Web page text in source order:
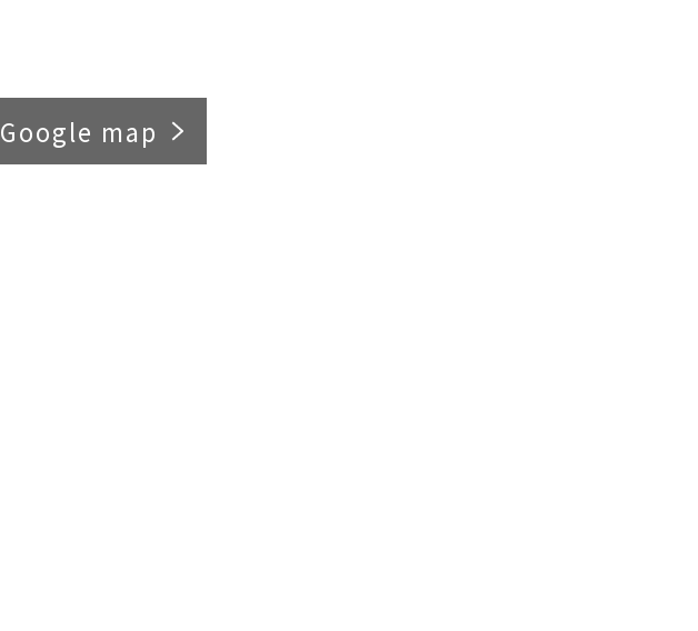
Google map